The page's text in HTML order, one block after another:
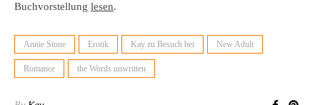
Buchvorstellung lesen.
Annie Stone Erotik Kay zu Besuch bei New Adult
Romance the Words unwritten